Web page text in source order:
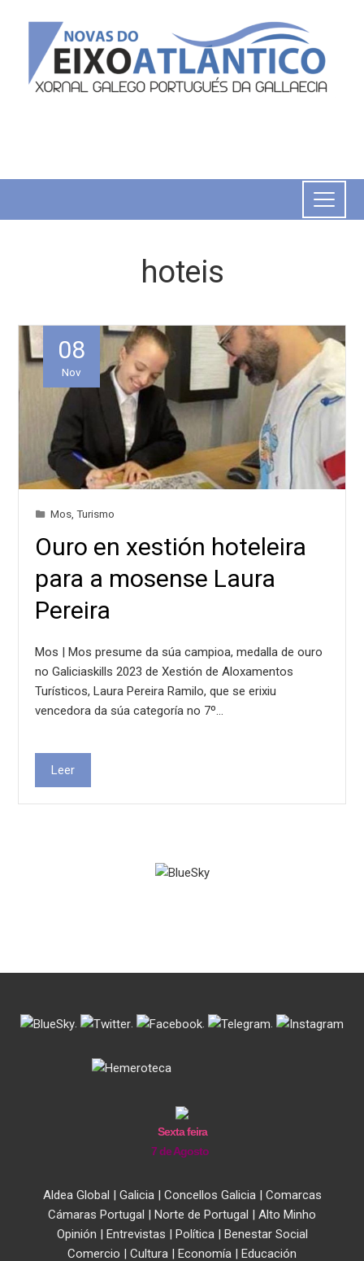
hoteis
08
Nov
Mos ,Turismo
Ouro en xestión hoteleira
para a mosense Laura
Pereira
Mos | Mos presume da súa campioa, medalla de ouro
no Galiciaskills 2023 de Xestión de Aloxamentos
Turísticos, Laura Pereira Ramilo, que se erixiu
vencedora da súa categoría no 7º…
Leer
. . . .
Sexta feira
7 de Agosto
Aldea Global | Galicia| Concellos Galicia| Comarcas
Cámaras Portugal | Norte de Portugal | Alto Minho
Opinión | Entrevistas | Política| Benestar Social
Comercio | Cultura | Economía | Educación